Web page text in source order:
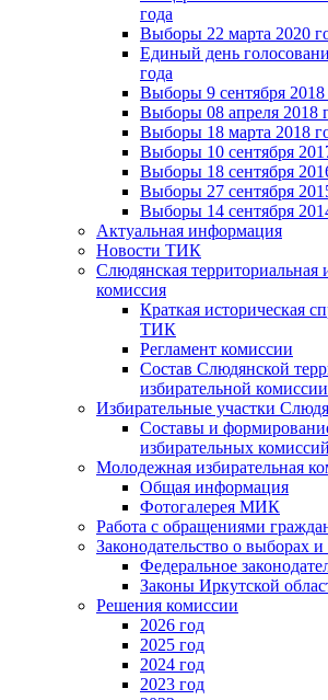
года
Выборы 22 марта 2020
Единый день
года
Выборы 9 сентября 2018
Выборы 08 апреля 2018
Выборы 18 марта 2018
Выборы 10 сентября
Выборы 18 сентября
Выборы 27 сентября
Выборы 14 сентября
Актуальная информация
Новости ТИК
Слюдянская территориальная
комиссия
Краткая историческая
ТИК
Регламент комиссии
Состав Слюдянской
избирательной комиссии
Избирательные участки
Составы и
избирательных комиссий
Молодежная избирательная
Общая информация
Фотогалерея МИК
Работа с обращениями
Законодательство о выборах
Федеральное
Законы Иркутской
Решения комиссии
2026 год
2025 год
2024 год
2023 год